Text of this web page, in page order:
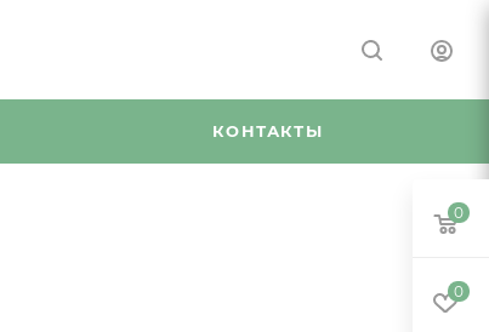
КОНТАКТЫ
0
0